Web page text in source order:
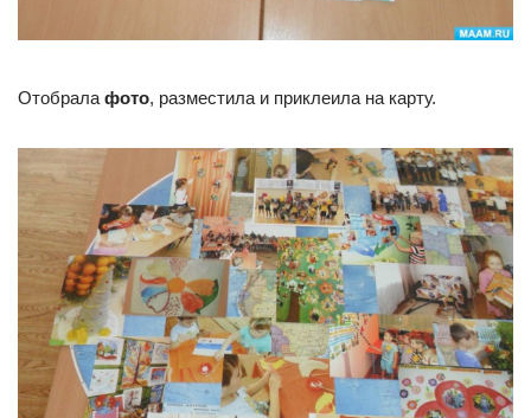
Отобрала фото, разместила и приклеила на карту.